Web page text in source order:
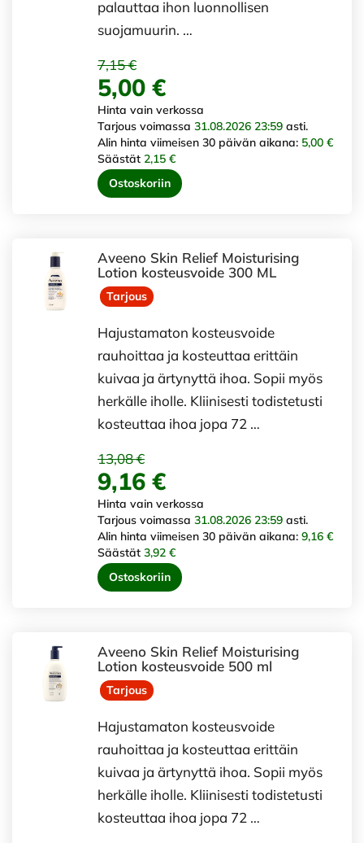
palauttaa ihon luonnollisen
suojamuurin. …
7,15 €
5,00 €
Hinta vain verkossa
Tarjous voimassa 31.08.2026 23:59 asti.
Alin hinta viimeisen 30 päivän aikana: 5,00 €
Säästät 2,15 €
Ostoskoriin
Aveeno Skin Relief Moisturising
Lotion kosteusvoide 300 ML
Tarjous
Hajustamaton kosteusvoide
rauhoittaa ja kosteuttaa erittäin
kuivaa ja ärtynyttä ihoa. Sopii myös
herkälle iholle. Kliinisesti todistetusti
kosteuttaa ihoa jopa 72 …
13,08 €
9,16 €
Hinta vain verkossa
Tarjous voimassa 31.08.2026 23:59 asti.
Alin hinta viimeisen 30 päivän aikana: 9,16 €
Säästät 3,92 €
Ostoskoriin
Aveeno Skin Relief Moisturising
Lotion kosteusvoide 500 ml
Tarjous
Hajustamaton kosteusvoide
rauhoittaa ja kosteuttaa erittäin
kuivaa ja ärtynyttä ihoa. Sopii myös
herkälle iholle. Kliinisesti todistetusti
kosteuttaa ihoa jopa 72 …